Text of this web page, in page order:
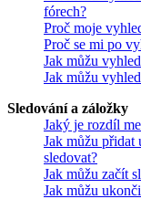
fórech?
Proč moje
Proč se mi po
Jak můžu
Jak můžu
Sledování a záložky
Jaký je rozdíl
Jak můžu přidat
sledovat?
Jak můžu začít
Jak můžu